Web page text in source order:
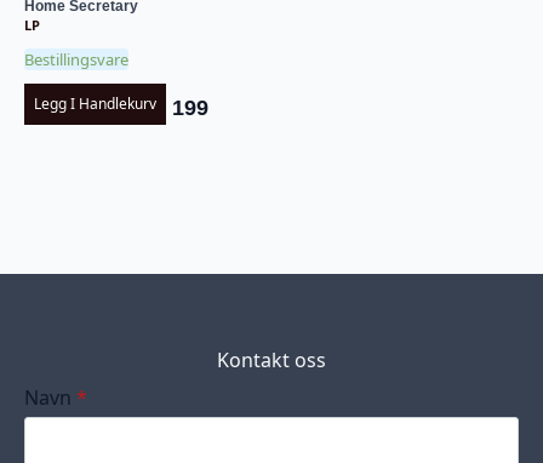
Home Secretary
LP
Bestillingsvare
Legg I Handlekurv 199
Kontakt oss
Navn *